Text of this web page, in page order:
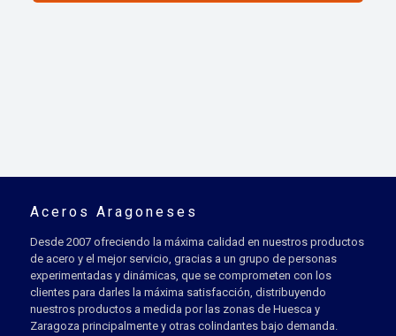
Aceros Aragoneses
Desde 2007 ofreciendo la máxima calidad en nuestros productos
de acero y el mejor servicio, gracias a un grupo de personas
experimentadas y dinámicas, que se comprometen con los
clientes para darles la máxima satisfacción, distribuyendo
nuestros productos a medida por las zonas de Huesca y
Zaragoza principalmente y otras colindantes bajo demanda.